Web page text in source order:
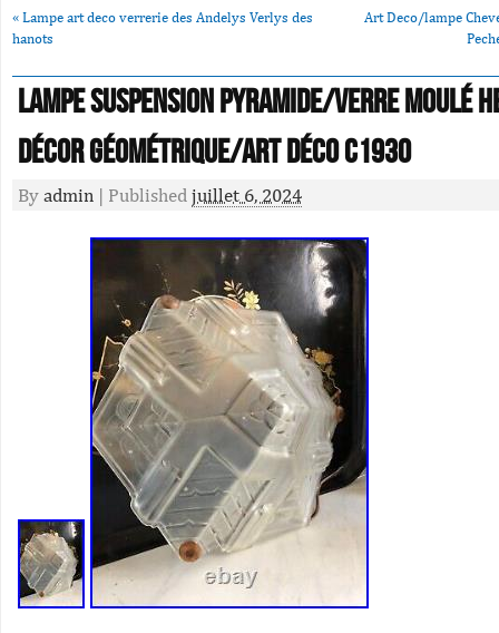
« Lampe art deco verrerie des Andelys Verlys des
hanots
Art Deco/lampe
Lampe Suspension Pyramide/Verre Moulé
Décor Géométrique/Art Déco c1930
By admin | Published juillet 6, 2024